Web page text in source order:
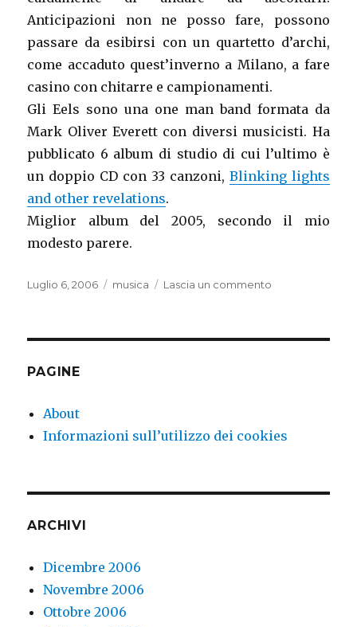
Anticipazioni non ne posso fare, possono
passare da esibirsi con un quartetto d’archi,
come accaduto quest’inverno a Milano, a fare
casino con chitarre e campionamenti.
Gli Eels sono una one man band formata da
Mark Oliver Everett con diversi musicisti. Ha
pubblicato 6 album di studio di cui l’ultimo è
un doppio CD con 33 canzoni, Blinking lights
and other revelations.
Miglior album del 2005, secondo il mio
modesto parere.
Pubblicato
Luglio 6, 2006 Categorie
musica Lascia un commento
PAGINE
About
Informazioni sull’utilizzo dei cookies
ARCHIVI
Dicembre 2006
Novembre 2006
Ottobre 2006